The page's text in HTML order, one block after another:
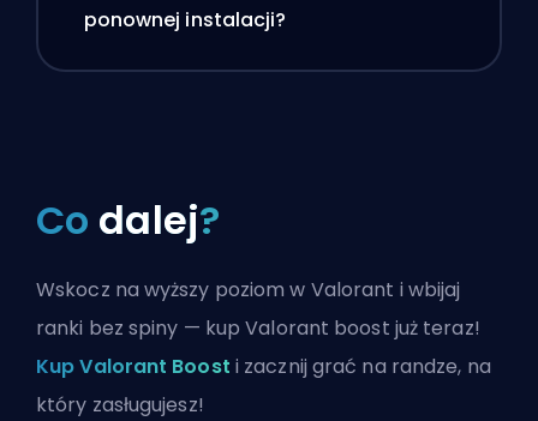
ponownej instalacji?
Co dalej?
Wskocz na wyższy poziom w Valorant i wbijaj
ranki bez spiny — kup Valorant boost już teraz!
Kup Valorant Boost i zacznij grać na randze, na
który zasługujesz!